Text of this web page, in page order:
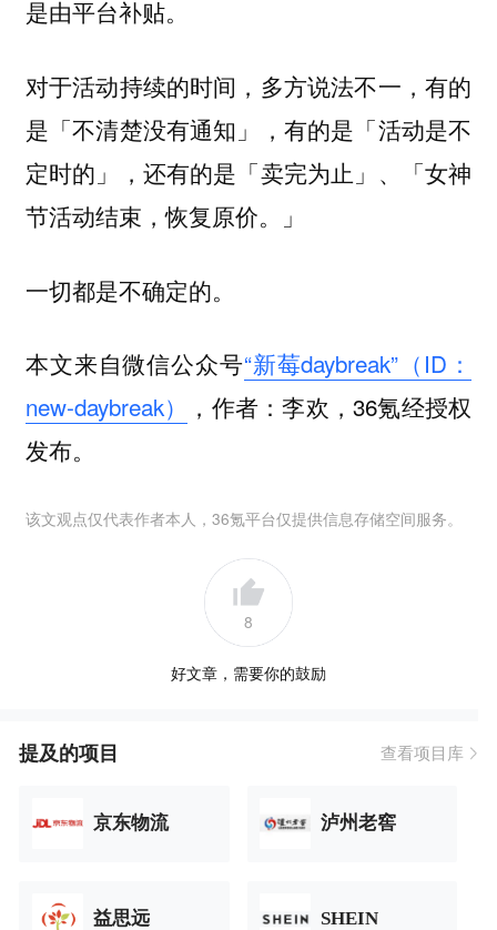
是由平台补贴。
对于活动持续的时间，多方说法不一，有的
是「不清楚没有通知」，有的是「活动是不
定时的」，还有的是「卖完为止」、「女神
节活动结束，恢复原价。」
一切都是不确定的。
本文来自微信公众号“新莓daybreak”（ID：
new-daybreak）
，作者：李欢，36氪经授权
发布。
该文观点仅代表作者本人，36氪平台仅提供信息存储空间服务。
8
好文章，需要你的鼓励
提及的项目 查看项目库
京东物流 泸州老窖
益思远 SHEIN